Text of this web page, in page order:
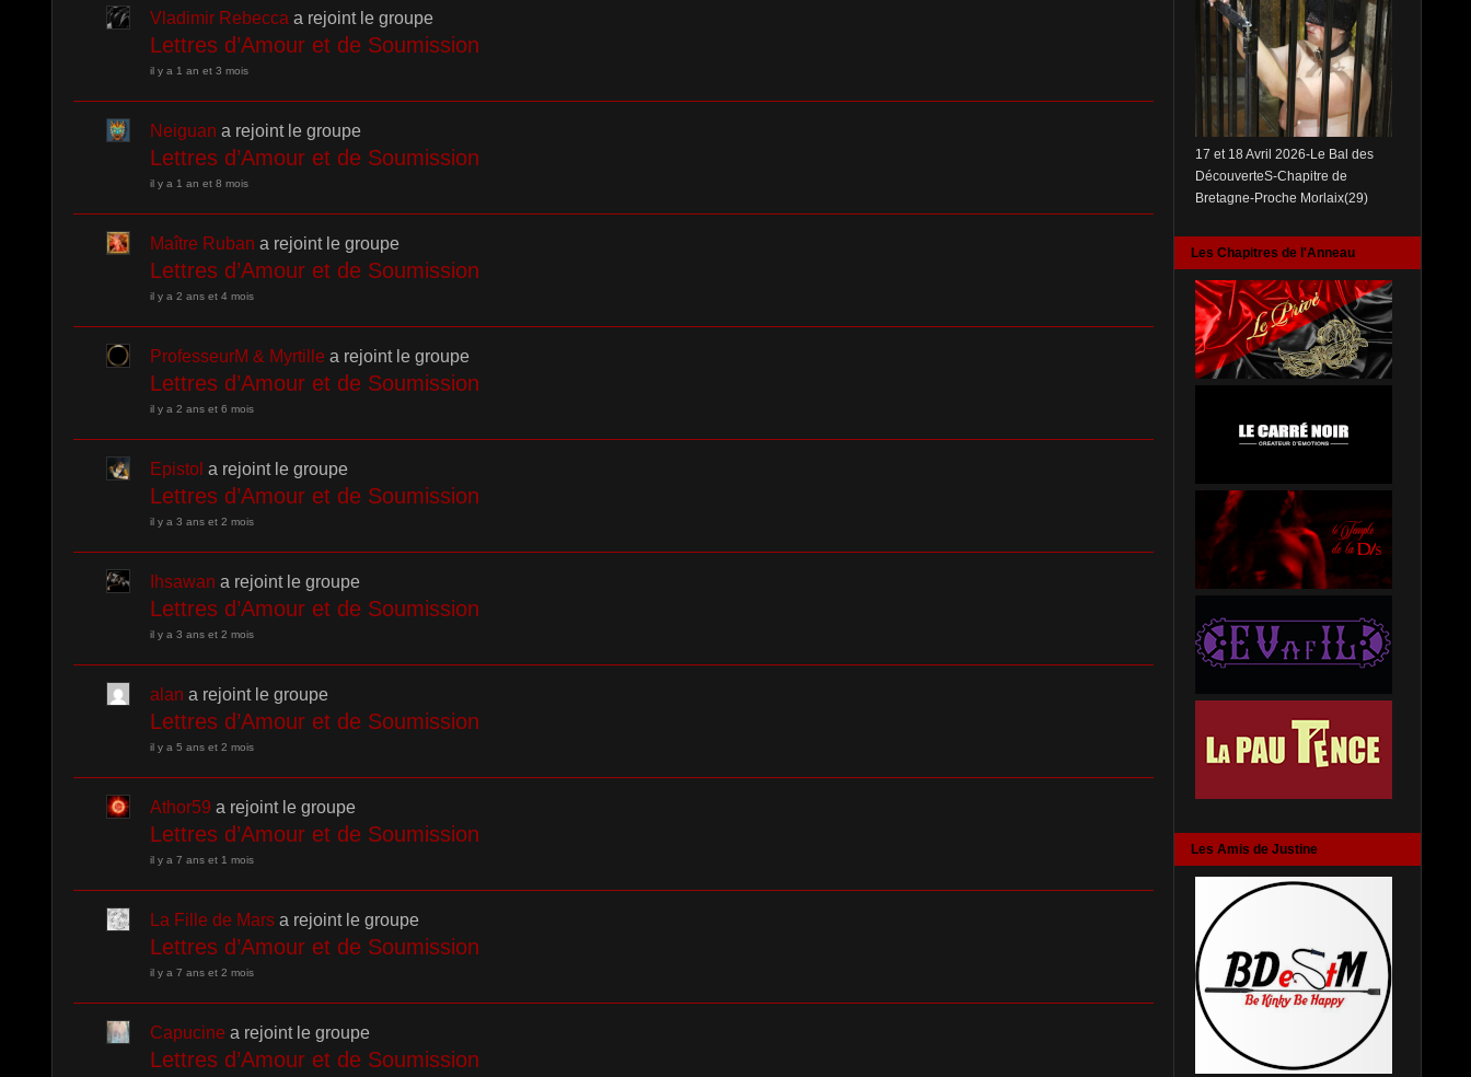
Vladimir Rebecca a rejoint le groupe
Lettres d’Amour et de Soumission
il y a 1 an et 3 mois
Neiguan a rejoint le groupe
Lettres d’Amour et de Soumission
il y a 1 an et 8 mois
Maître Ruban a rejoint le groupe
Lettres d’Amour et de Soumission
il y a 2 ans et 4 mois
ProfesseurM & Myrtille a rejoint le groupe
Lettres d’Amour et de Soumission
il y a 2 ans et 6 mois
Epistol a rejoint le groupe
Lettres d’Amour et de Soumission
il y a 3 ans et 2 mois
Ihsawan a rejoint le groupe
Lettres d’Amour et de Soumission
il y a 3 ans et 2 mois
alan a rejoint le groupe
Lettres d’Amour et de Soumission
il y a 5 ans et 2 mois
Athor59 a rejoint le groupe
Lettres d’Amour et de Soumission
il y a 7 ans et 1 mois
La Fille de Mars a rejoint le groupe
Lettres d’Amour et de Soumission
il y a 7 ans et 2 mois
Capucine a rejoint le groupe
Lettres d’Amour et de Soumission
17 et 18 Avril 2026-Le Bal des
DécouverteS-Chapitre de
Bretagne-Proche Morlaix(29)
Les Chapitres de l'Anneau
Les Amis de Justine